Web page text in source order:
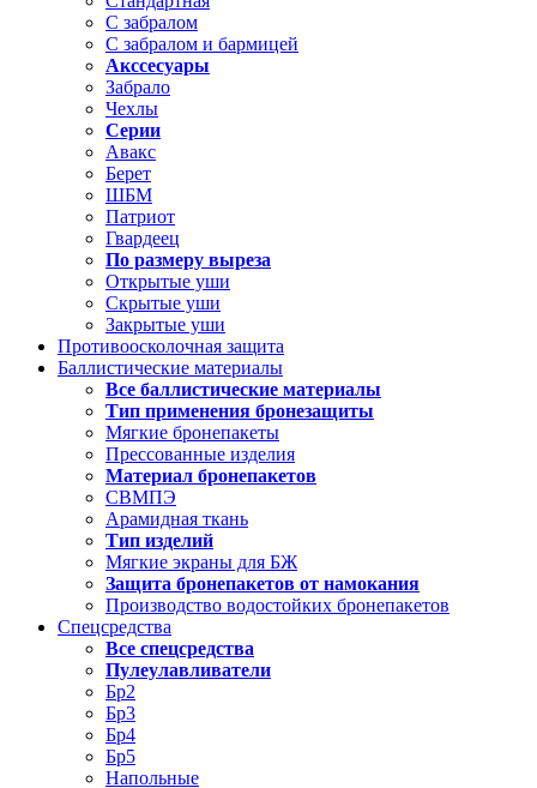
С забралом
С забралом и бармицей
Акссесуары
Забрало
Чехлы
Серии
Авакс
Берет
ШБМ
Патриот
Гвардеец
По размеру выреза
Открытые уши
Скрытые уши
Закрытые уши
Противоосколочная защита
Баллистические материалы
Все баллистические материалы
Тип применения бронезащиты
Мягкие бронепакеты
Прессованные изделия
Материал бронепакетов
СВМПЭ
Арамидная ткань
Тип изделий
Мягкие экраны для БЖ
Защита бронепакетов от намокания
Производство водостойких бронепакетов
Спецсредства
Все спецсредства
Пулеулавливатели
Бр2
Бр3
Бр4
Бр5
Напольные